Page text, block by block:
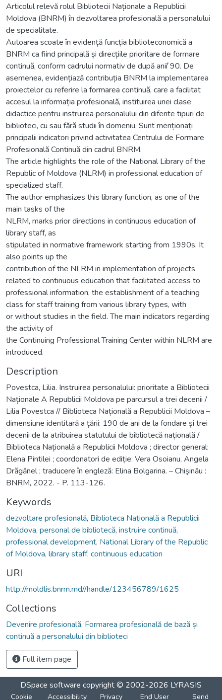
Articolul relevă rolul Bibliotecii Naționale a Republicii
Moldova (BNRM) în dezvoltarea profesională a personalului
de specialitate.
Autoarea scoate în evidență funcția biblioteconomică a
BNRM ca fiind principală și direcțiile prioritare de formare
continuă, conform cadrului normativ de după anii ̓90. De
asemenea, evidențiază contribuția BNRM la implementarea
proiectelor cu referire la formarea continuă, care a facilitat
accesul la informația profesională, instituirea unei clase
didactice pentru instruirea personalului din diferite tipuri de
biblioteci, cu sau fără studii în domeniu. Sunt menționați
principalii indicatori privind activitatea Centrului de Formare
Profesională Continuă din cadrul BNRM.
The article highlights the role of the National Library of the
Republic of Moldova (NLRM) in professional education of
specialized staff.
The author emphasizes this library function, as one of the
main tasks of the
NLRM, marks prior directions in continuous education of
library staff, as
stipulated in normative framework starting from 1990s. It
also points up the
contribution of the NLRM in implementation of projects
related to continuous education that facilitated access to
professional information, the establishment of a teaching
class for staff training from various library types, with
or without studies in the field. The main indicators regarding
the activity of
the Continuing Professional Training Center within NLRM are
introduced.
Description
Povestca, Lilia. Instruirea personalului: prioritate a Bibliotecii
Naționale A Republicii Moldova pe parcursul a trei decenii /
Lilia Povestca // Biblioteca Națională a Republicii Moldova –
dimensiune identitară a țării: 190 de ani de la fondare și trei
decenii de la atribuirea statutului de bibliotecă națională /
Biblioteca Națională a Republicii Moldova ; director general:
Elena Pintilei ; coordonatori de ediție: Vera Osoianu, Angela
Drăgănel ; traducere în engleză: Elina Bolgarina. – Chişinău :
BNRM, 2022. - P. 113-126.
Keywords
dezvoltare profesională, Biblioteca Națională a Republicii
Moldova, personal de bibliotecă, instruire continuă,
professional development, National Library of the Republic
of Moldova, library staff, continuous education
URI
http://moldlis.bnrm.md//handle/123456789/1625
Collections
Devenire profesională. Formarea profesională de bază și
continuă a personalului din biblioteci
Full item page
DSpace software copyright © 2002-2026 LYRASIS
Cookie Accessibility Privacy End User Send